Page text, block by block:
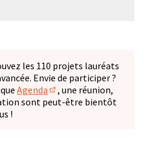
les 110 projets lauréats
Envie de participer ?
Agenda
(S'ouvre dans un
, une réunion,
sont peut-être bientôt
!